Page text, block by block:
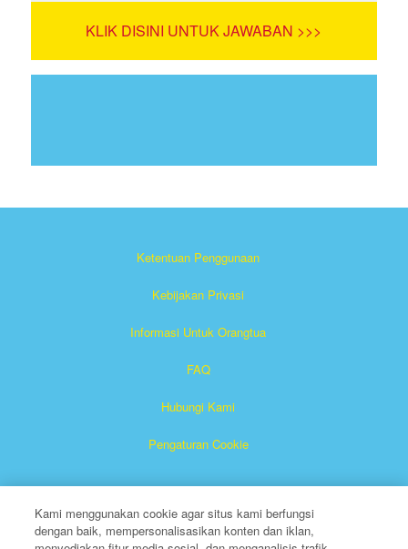
KLIK DISINI UNTUK JAWABAN >>>
Ketentuan Penggunaan
Kebijakan Privasi
Informasi Untuk Orangtua
FAQ
Hubungi Kami
Pengaturan Cookie
Kami menggunakan cookie agar situs kami berfungsi
dengan baik, mempersonalisasikan konten dan iklan,